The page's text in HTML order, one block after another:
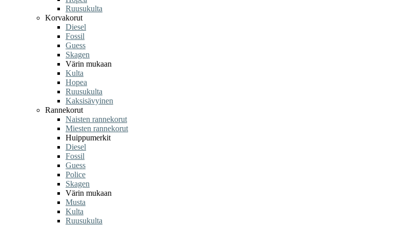
Ruusukulta
Korvakorut
Diesel
Fossil
Guess
Skagen
Värin mukaan
Kulta
Hopea
Ruusukulta
Kaksisävyinen
Rannekorut
Naisten rannekorut
Miesten rannekorut
Huippumerkit
Diesel
Fossil
Guess
Police
Skagen
Värin mukaan
Musta
Kulta
Ruusukulta